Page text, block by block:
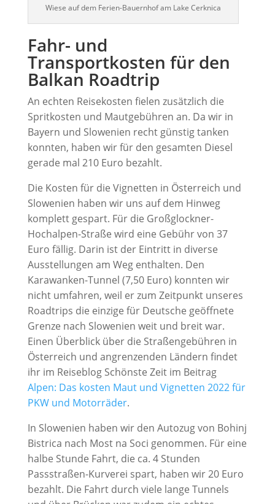
Wiese auf dem Ferien-Bauernhof am Lake Cerknica
Fahr- und
Transportkosten für den
Balkan Roadtrip
An echten Reisekosten fielen zusätzlich die
Spritkosten und Mautgebühren an. Da wir in
Bayern und Slowenien recht günstig tanken
konnten, haben wir für den gesamten Diesel
gerade mal 210 Euro bezahlt.
Die Kosten für die Vignetten in Österreich und
Slowenien haben wir uns auf dem Hinweg
komplett gespart. Für die Großglockner-
Hochalpen-Straße wird eine Gebühr von 37
Euro fällig. Darin ist der Eintritt in diverse
Ausstellungen am Weg enthalten. Den
Karawanken-Tunnel (7,50 Euro) konnten wir
nicht umfahren, weil er zum Zeitpunkt unseres
Roadtrips die einzige für Deutsche geöffnete
Grenze nach Slowenien weit und breit war.
Einen Überblick über die Straßengebühren in
Österreich und angrenzenden Ländern findet
ihr im Reiseblog Schönste Zeit im Beitrag
Alpen: Das kosten Maut und Vignetten 2022 für
PKW und Motorräder.
In Slowenien haben wir den Autozug von Bohinj
Bistrica nach Most na Soci genommen. Für eine
halbe Stunde Fahrt, die ca. 4 Stunden
Passstraßen-Kurverei spart, haben wir 20 Euro
bezahlt. Die Fahrt durch viele lange Tunnels